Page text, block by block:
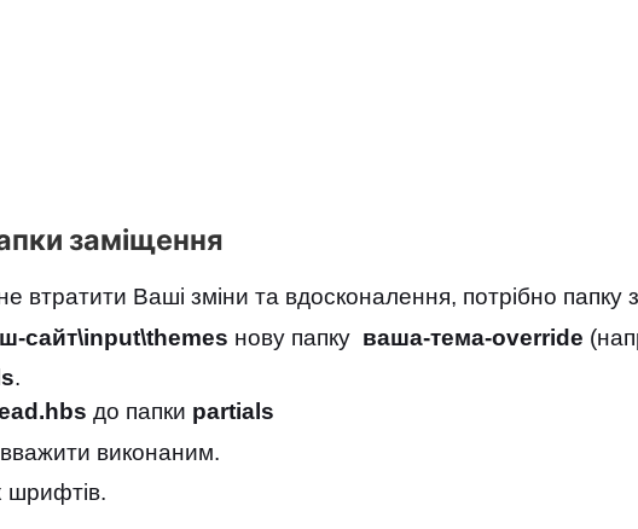
заміщення
втратити Ваші зміни та вдосконалення, потрібно
сайт\input\themes нову папку ваша-тема-override
.
до папки partials
виконаним.
шрифтів.